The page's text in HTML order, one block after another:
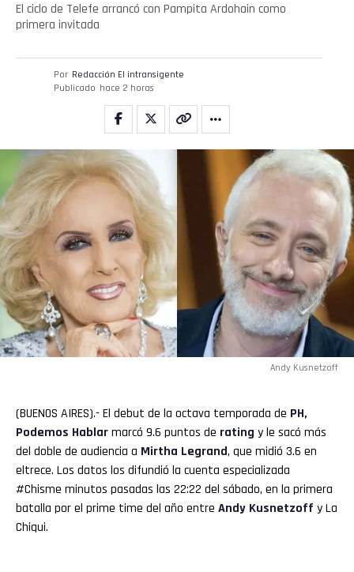
El ciclo de Telefe arrancó con Pampita Ardohain como
primera invitada
Por Redacción El intransigente
Publicado hace 2 horas
Andy Kusnetzoff
(BUENOS AIRES).- El debut de la octava temporada de PH,
Podemos Hablarmarcó 9.6 puntos de rating y le sacó más
del doble de audiencia a Mirtha Legrand, que midió 3.6 en
eltrece. Los datos los difundió la cuenta especializada
#Chisme minutos pasadas las 22:22 del sábado, en la primera
batalla por el prime time del año entre Andy Kusnetzoff y La
Chiqui.